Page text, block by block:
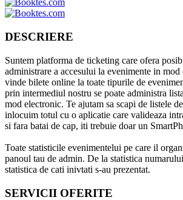
DESCRIERE
Suntem platforma de ticketing care ofera
administrare a accesului la evenimente in
vinde bilete online la toate tipurile de
prin intermediul nostru se poate administra
mod electronic. Te ajutam sa scapi de listele
inlocuim totul cu o aplicatie care valideaza
si fara batai de cap, iti trebuie doar un
Toate statisticile evenimentelui pe care il
panoul tau de admin. De la statistica
statistica de cati inivtati s-au prezentat.
SERVICII OFERITE